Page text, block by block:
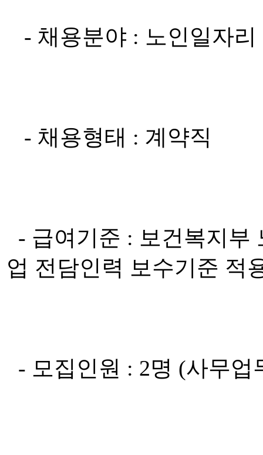
- 채용분야 : 노인일자
- 채용형태 : 계약직
- 급여기준 : 보건복지부
업 전담인력 보수기준 적
- 모집인원 : 2명 (사무업